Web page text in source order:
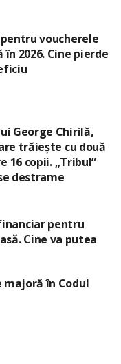
voucherele
în 2026. Cine pierde
George Chirilă,
trăiește cu două
16 copii. „Tribul”
destrame
pentru
Cine va putea
majoră în Codul